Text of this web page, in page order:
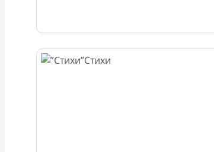
Стихи